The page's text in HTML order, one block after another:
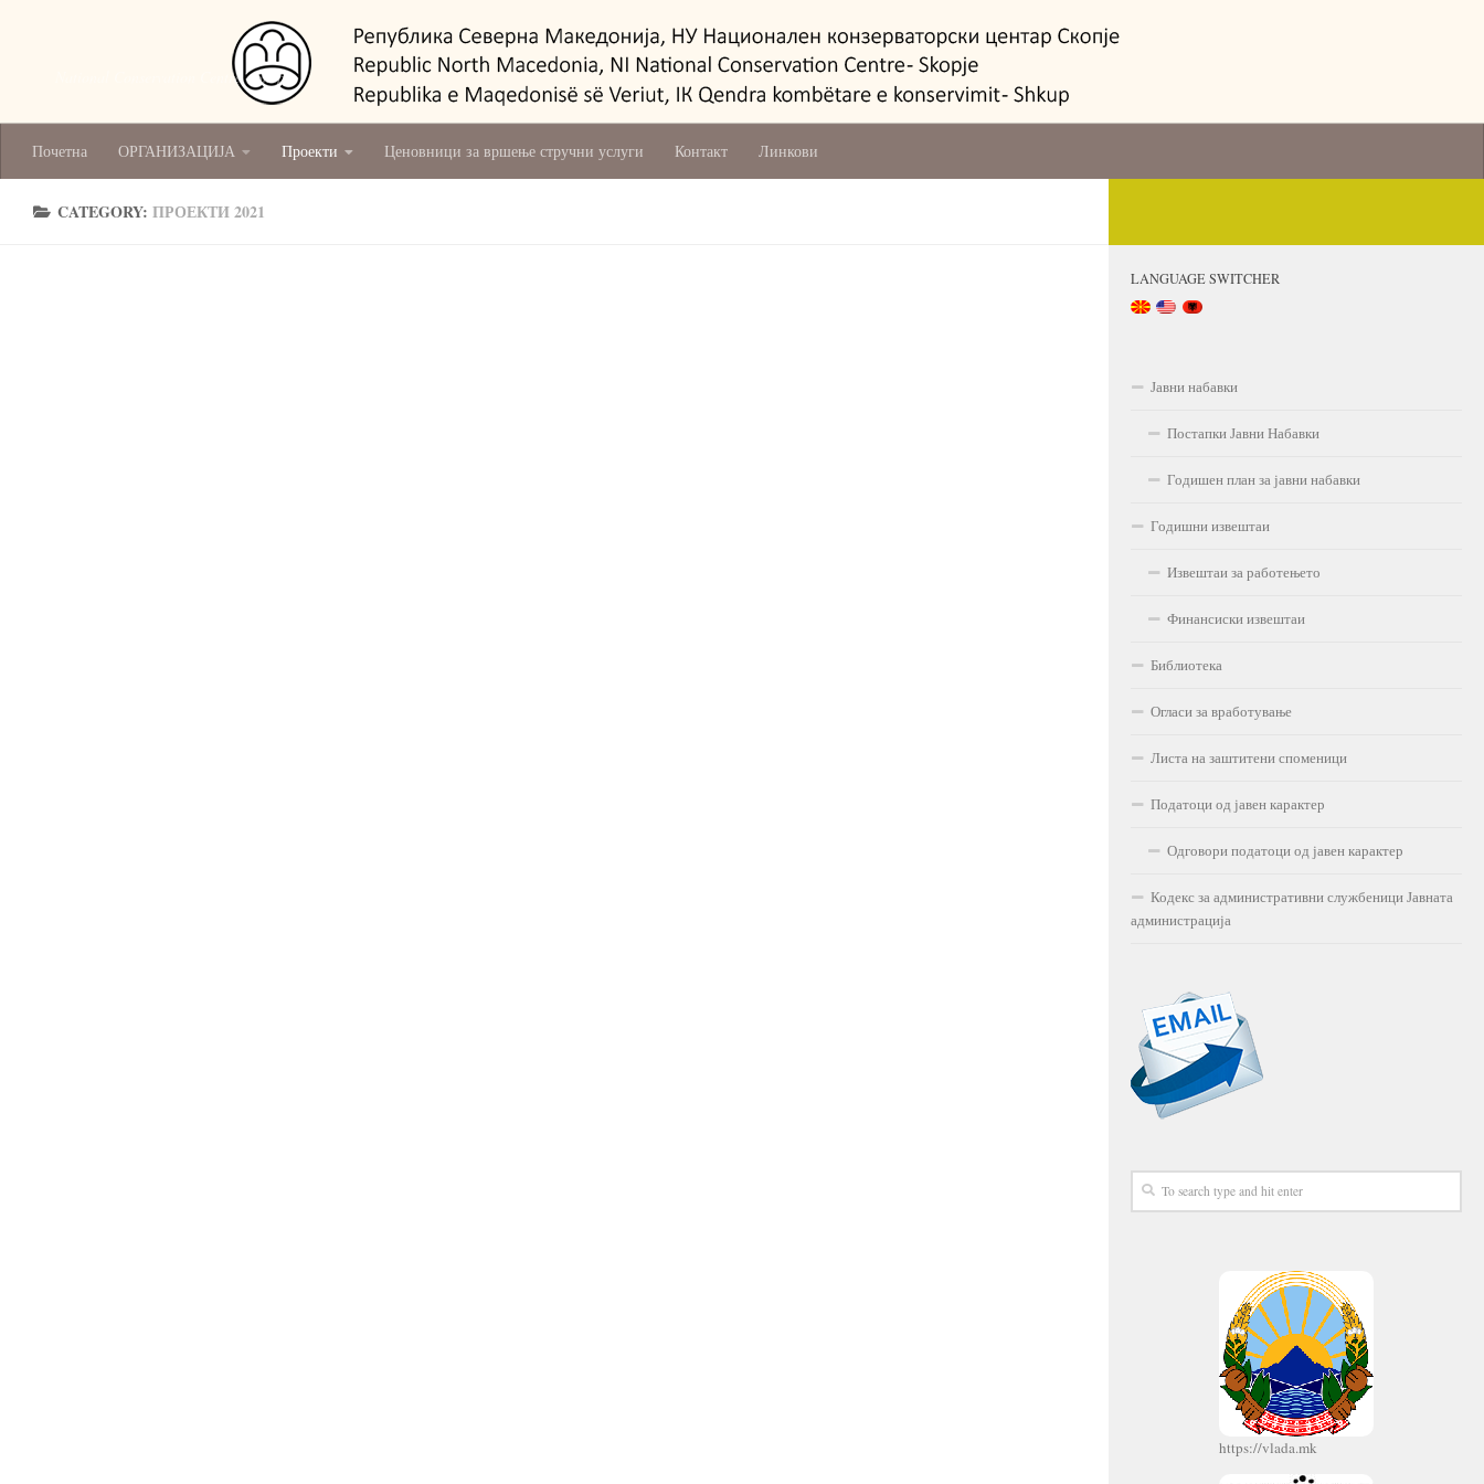
National Conservation Centre - Skopje
Почетна ОРГАНИЗАЦИЈА Проекти Ценовници за вршење стручни услуги Контакт Линкови
CATEGORY:ПРОЕКТИ 2021
LANGUAGE SWITCHER
Јавни набавки
Постапки Јавни Набавки
Годишен план за јавни набавки
Годишни извештаи
Извештаи за работењето
Финансиски извештаи
Библиотека
Огласи за вработување
Листа на заштитени споменици
Податоци од јавен карактер
Одговори податоци од јавен карактер
Кодекс за административни службеници Јавната
администрација
https://vlada.mk